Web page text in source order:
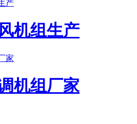
机组生产
机组厂家